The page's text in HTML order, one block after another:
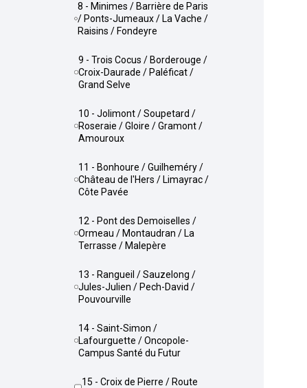
8 - Minimes / Barrière de Paris
/ Ponts-Jumeaux / La Vache /
Raisins / Fondeyre
9 - Trois Cocus / Borderouge /
Croix-Daurade / Paléficat /
Grand Selve
10 - Jolimont / Soupetard /
Roseraie / Gloire / Gramont /
Amouroux
11 - Bonhoure / Guilheméry /
Château de l'Hers / Limayrac /
Côte Pavée
12 - Pont des Demoiselles /
Ormeau / Montaudran / La
Terrasse / Malepère
13 - Rangueil / Sauzelong /
Jules-Julien / Pech-David /
Pouvourville
14 - Saint-Simon /
Lafourguette / Oncopole-
Campus Santé du Futur
15 - Croix de Pierre / Route